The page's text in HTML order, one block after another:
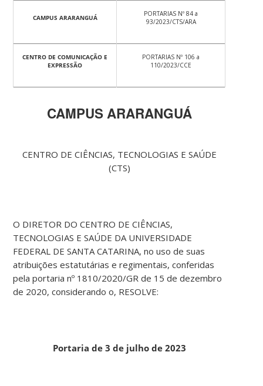
CAMPUS ARARANGUÁ
PORTARIAS Nº 84 a
93/2023/CTS/ARA
CENTRO DE COMUNICAÇÃO E
EXPRESSÃO
PORTARIAS Nº 106 a
110/2023/CCE
CAMPUS ARARANGUÁ
CENTRO DE CIÊNCIAS, TECNOLOGIAS E SAÚDE
(CTS)
O DIRETOR DO CENTRO DE CIÊNCIAS,
TECNOLOGIAS E SAÚDE DA UNIVERSIDADE
FEDERAL DE SANTA CATARINA, no uso de suas
atribuições estatutárias e regimentais, conferidas
pela portaria nº 1810/2020/GR de 15 de dezembro
de 2020, considerando o, RESOLVE:
Portaria de 3 de julho de 2023